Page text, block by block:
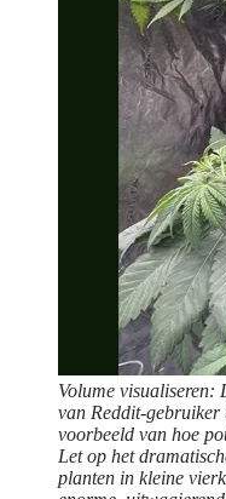
Volume visualiseren:
van Reddit-
voorbeeld van hoe
Let op het
planten in kleine